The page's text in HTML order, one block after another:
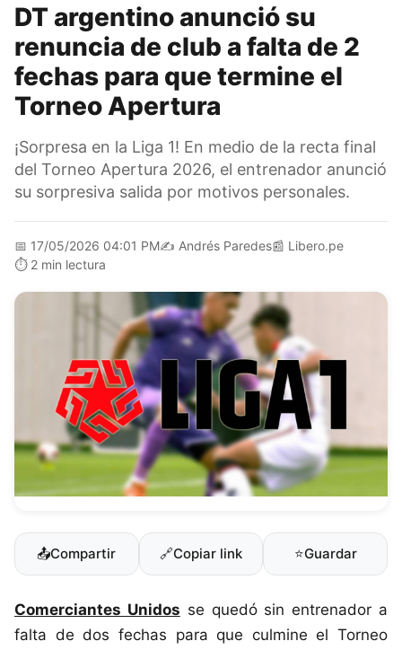
DT argentino anunció su
renuncia de club a falta de 2
fechas para que termine el
Torneo Apertura
¡Sorpresa en la Liga 1! En medio de la recta final
del Torneo Apertura 2026, el entrenador anunció
su sorpresiva salida por motivos personales.
📅 17/05/2026 04:01 PM✍️ Andrés Paredes📰 Libero.pe
⏱️ 2 min lectura
📤Compartir 🔗Copiar link ⭐Guardar
Comerciantes Unidos se quedó sin entrenador a
falta de dos fechas para que culmine el Torneo